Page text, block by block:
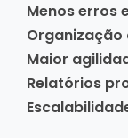
Menos erros
Maior
Relatórios